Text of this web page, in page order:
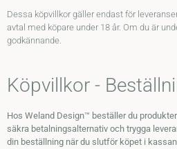
Dessa köpvillkor gäller endast för
avtal med köpare under 18 år. Om du är
godkännande.
Köpvillkor -
Hos Weland Design™ beställer du
säkra betalningsalternativ och trygga
din beställning när du slutför köpet i